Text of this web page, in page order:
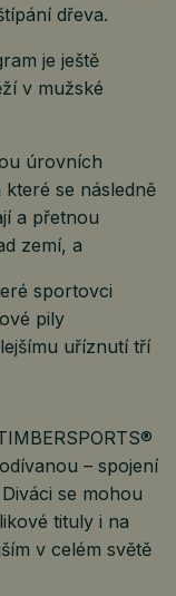
dřeva.
je ještě
v mužské
úrovních
se následně
a přetnou
zemí, a
sportovci
pily
uříznutí tří
– spojení
se mohou
tituly i na
v celém světě